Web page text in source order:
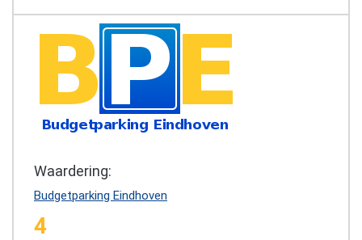
Waardering:
Budgetparking Eindhoven
4